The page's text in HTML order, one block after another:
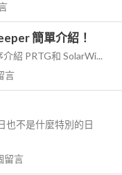
簡單介紹！
紹 PRTG和 SolarWi...
言
也不是什麼特別的日
留言